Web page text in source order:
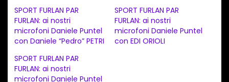
a
m
e
n
t
SPORT FURLAN PAR
FURLAN: ai nostri
microfoni Daniele Puntel
con Daniele “Pedro” PETRI
SPORT FURLAN PAR
FURLAN: ai nostri
microfoni Daniele Puntel
con EDI ORIOLI
SPORT FURLAN PAR
FURLAN: ai nostri
microfoni Daniele Puntel